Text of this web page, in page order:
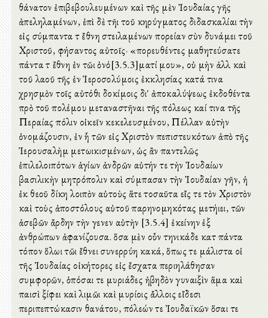
θάνατον ἐπιβεβουλευμένων καὶ τῆς μὲν Ἰουδαίας γῆς
ἀπεληλαμένων, ἐπὶ δὲ τῆι τοῦ κηρύγματος διδασκαλίαι τὴν
εἰς σύμπαντα τὰ ἔθνη στειλαμένων πορείαν σὺν δυνάμει τοῦ
Χριστοῦ, φήσαντος αὐτοῖς· «πορευθέντες μαθητεύσατε
πάντα τὰ ἔθνη ἐν τῶι ὀνό[3.5.3]ματί μου», οὐ μὴν ἀλλὰ καὶ
τοῦ λαοῦ τῆς ἐν Ἱεροσολύμοις ἐκκλησίας κατά τινα
χρησμὸν τοῖς αὐτόθι δοκίμοις δι' ἀποκαλύψεως ἐκδοθέντα
πρὸ τοῦ πολέμου μεταναστῆναι τῆς πόλεως καί τινα τῆς
Περαίας πόλιν οἰκεῖν κεκελευσμένου, Πέλλαν αὐτὴν
ὀνομάζουσιν, ἐν ἧ τῶν εἰς Χριστὸν πεπιστευκότων ἀπὸ τῆς
Ἱερουσαλὴμ μετωικισμένων, ὡς ἂν παντελῶς
ἐπιλελοιπότων ἁγίων ἀνδρῶν αὐτήν τε τὴν Ἰουδαίων
βασιλικὴν μητρόπολιν καὶ σύμπασαν τὴν Ἰουδαίαν γῆν, ἡ
ἐκ θεοῦ δίκη λοιπὸν αὐτοὺς ἅτε τοσαῦτα εἴς τε τὸν Χριστὸν
καὶ τοὺς ἀποστόλους αὐτοῦ παρηνομηκότας μετήιει, τῶν
ἀσεβῶν ἄρδην τὴν γενεὰν αὐτὴν [3.5.4] ἐκείνην ἐξ
ἀνθρώπων ἀφανίζουσα. ὅσα μὲν οὖν τηνικάδε κατὰ πάντα
τόπον ὅλωι τῶι ἔθνει συνερρύη κακά, ὅπως τε μάλιστα οἱ
τῆς Ἰουδαίας οἰκήτορες εἰς ἔσχατα περιηλάθησαν
συμφορῶν, ὁπόσαι τε μυριάδες ἡβηδὸν γυναιξὶν ἅμα καὶ
παισὶ ξίφει καὶ λιμῶι καὶ μυρίοις ἄλλοις εἴδεσι
περιπεπτώκασιν θανάτου, πόλεών τε Ἰουδαϊκῶν ὅσαι τε